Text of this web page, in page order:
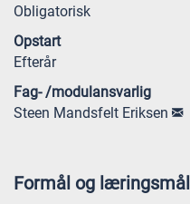
Obligatorisk
Opstart
Efterår
Fag- /modulansvarlig
Steen Mandsfelt Eriksen
Formål og læringsmål